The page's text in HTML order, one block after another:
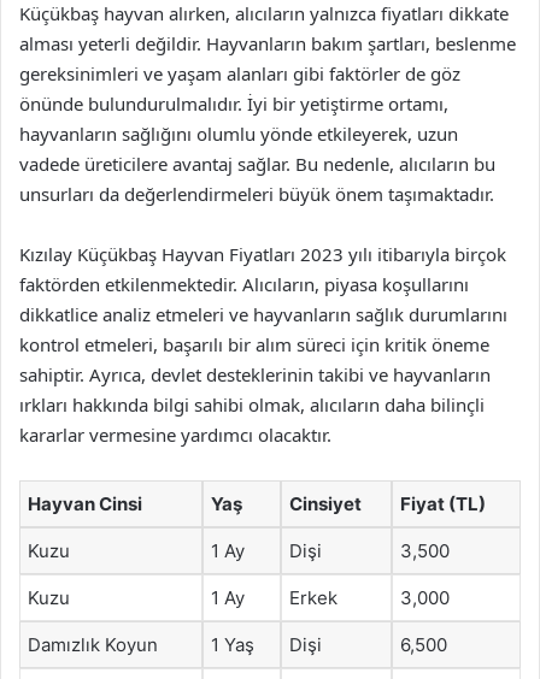
Küçükbaş hayvan alırken, alıcıların yalnızca fiyatları dikkate
alması yeterli değildir. Hayvanların bakım şartları, beslenme
gereksinimleri ve yaşam alanları gibi faktörler de göz
önünde bulundurulmalıdır. İyi bir yetiştirme ortamı,
hayvanların sağlığını olumlu yönde etkileyerek, uzun
vadede üreticilere avantaj sağlar. Bu nedenle, alıcıların bu
unsurları da değerlendirmeleri büyük önem taşımaktadır.
Kızılay Küçükbaş Hayvan Fiyatları 2023 yılı itibarıyla birçok
faktörden etkilenmektedir. Alıcıların, piyasa koşullarını
dikkatlice analiz etmeleri ve hayvanların sağlık durumlarını
kontrol etmeleri, başarılı bir alım süreci için kritik öneme
sahiptir. Ayrıca, devlet desteklerinin takibi ve hayvanların
ırkları hakkında bilgi sahibi olmak, alıcıların daha bilinçli
kararlar vermesine yardımcı olacaktır.
Hayvan Cinsi Yaş Cinsiyet Fiyat (TL)
Kuzu 1 Ay Dişi 3,500
Kuzu 1 Ay Erkek 3,000
Damızlık Koyun 1 Yaş Dişi 6,500